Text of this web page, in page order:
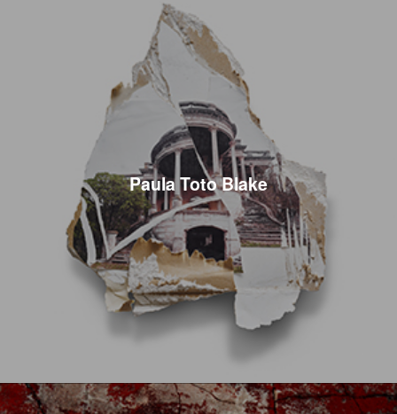
Paula Toto Blake